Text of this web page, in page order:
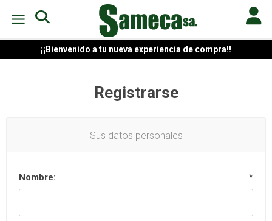
¡¡Bienvenido a tu nueva experiencia de compra!!
Registrarse
Sus datos personales
Nombre: *